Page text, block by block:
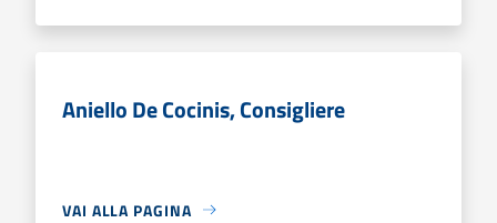
Aniello De Cocinis, Consigliere
VAI ALLA PAGINA